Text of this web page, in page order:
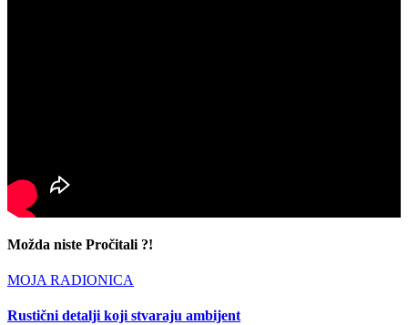
Možda niste Pročitali ?!
MOJA RADIONICA
Rustični detalji koji stvaraju ambijent